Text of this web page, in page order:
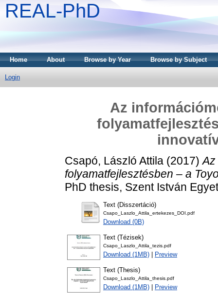
REAL-PhD
Home About Browse by Year Browse by Subject
Login
Az
Csapó, László Attila (2017)Az
folyamatfejlesztésben – a
PhD thesis, Szent István
Text (Disszertáció)
Csapo_Laszlo_Attila_ertekezes_DOI.pdf
Download (0B)
Text (Tézisek)
Csapo_Laszlo_Attila_tezis.pdf
Download (1MB) Preview
Text (Thesis)
Csapo_Laszlo_Attila_thesis.pdf
Download (1MB) Preview